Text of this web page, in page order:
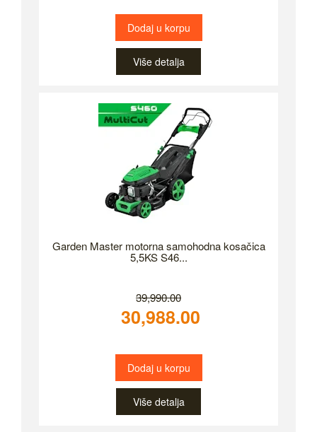
Dodaj u korpu
Više detalja
Garden Master motorna samohodna kosačica
5,5KS S46...
39,990.00
30,988.00
Dodaj u korpu
Više detalja